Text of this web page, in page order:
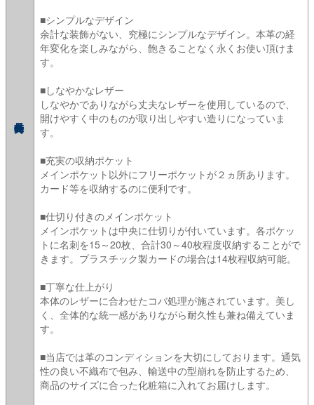
■シンプルなデザイン
余計な装飾がない、究極にシンプルなデザイン。本革の経
年変化を楽しみながら、飽きることなく永くお使い頂けま
す。
■しなやかなレザー
しなやかでありながら丈夫なレザーを使用しているので、
開けやすく中のものが取り出しやすい造りになっていま
す。
■充実の収納ポケット
メインポケット以外にフリーポケットが２ヵ所あります。
カード等を収納するのに便利です。
■仕切り付きのメインポケット
メインポケットは中央に仕切りが付いています。各ポケッ
トに名刺を15～20枚、合計30～40枚程度収納することがで
きます。プラスチック製カードの場合は14枚程収納可能。
■丁寧な仕上がり
本体のレザーに合わせたコバ処理が施されています。美し
く、全体的な統一感がありながら耐久性も兼ね備えていま
す。
■当店では革のコンディションを大切にしております。通気
性の良い不織布で包み、輸送中の型崩れを防止するため、
商品のサイズに合った化粧箱に入れてお届けします。